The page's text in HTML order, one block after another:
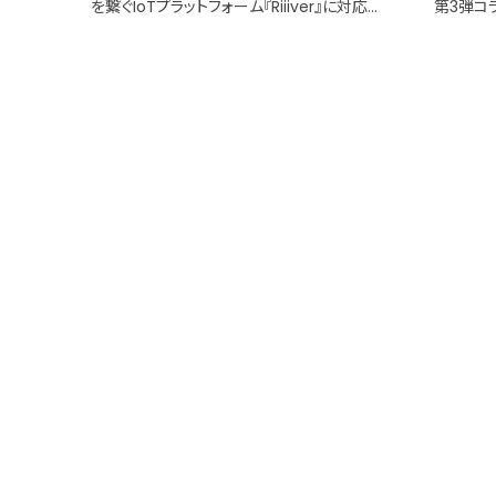
を繋ぐIoTプラットフォーム『Riiiver』に対応
第3弾コ